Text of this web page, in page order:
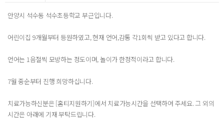
안양시 석수동 석수초등학교 부근입니다.
어린이집 9개월부터 등원하였고, 현재 언어,감통 각1회씩 받고 있다고 합니다.
언어는 1음절씩 모방하는 정도이며, 놀이가 한정적이라고 합니다.
7월 중순부터 진행 희망하십니다.
치료가능하신분은 [홈티지원하기]에서 치료가능시간을 선택하여 주세요. 그 외의
시간은 아래에 기재 부탁드립니다.